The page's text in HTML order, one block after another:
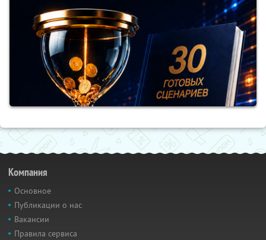
Компания
Основное
Публикации о нас
Вакансии
Правила сервиса